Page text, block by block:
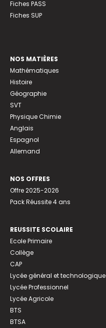
Fiches PASS
Fiches SUP
NOS MATIÈRES
Mathématiques
Histoire
Géographie
SVT
Physique Chimie
Anglais
Espagnol
Allemand
NOS OFFRES
Offre 2025-2026
Pack Réussite 4 ans
REUSSITE SCOLAIRE
Ecole Primaire
Collège
CAP
Lycée général et technologique
Lycée Professionnel
Lycée Agricole
BTS
BTSA